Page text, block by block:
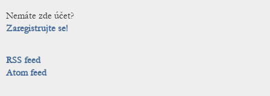
Nemáte zde účet?
Zaregistrujte se!
RSS feed
Atom feed